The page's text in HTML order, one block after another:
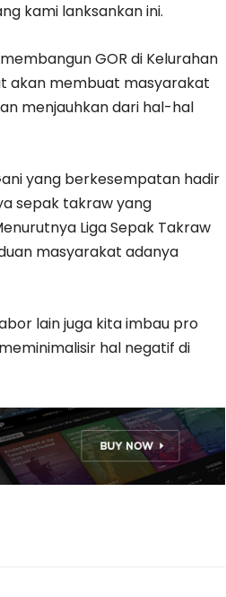
kami lanksankan ini.
GOR di Kelurahan
akan membuat masyarakat
menjauhkan dari hal-hal
yang berkesempatan hadir
sepak takraw yang
Liga Sepak Takraw
masyarakat adanya
lain juga kita imbau pro
hal negatif di